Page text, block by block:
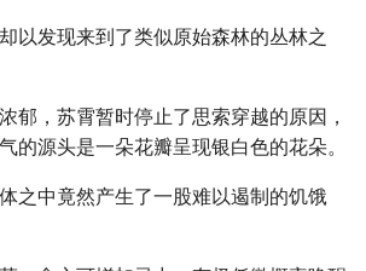
以发现来到了类似原始森林的丛林之
郁，苏霄暂时停止了思索穿越的原因，
的源头是一朵花瓣呈现银白色的花朵。
之中竟然产生了一股难以遏制的饥饿